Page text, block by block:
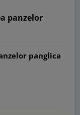
panzelor
panglica